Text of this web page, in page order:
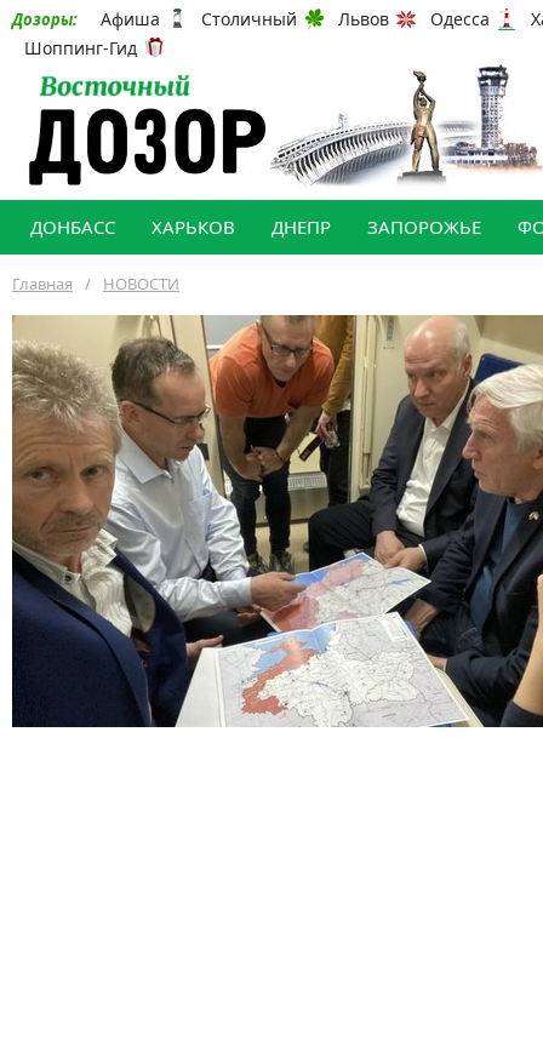
Дозоры: Афиша Столичный Львов Одесса
Шоппинг-Гид
ДОНБАСС ХАРЬКОВ ДНЕПР ЗАПОРОЖЬЕ
Главная / НОВОСТИ